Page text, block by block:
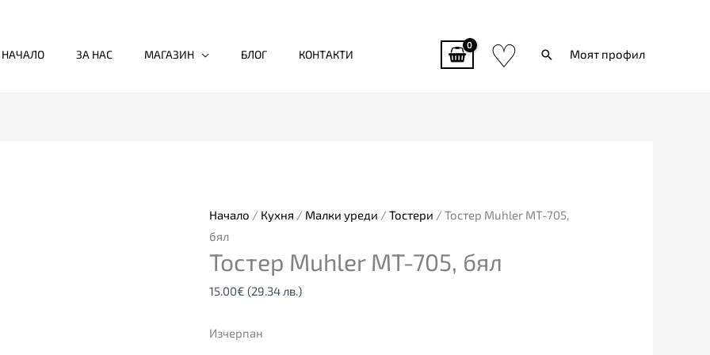
НАЧАЛО ЗА НАС МАГАЗИН БЛОГ КОНТАКТИ ♡ ТърсиМоят профил
Начало / Кухня / Малки уреди / Тостери / Тостер Muhler MT-705,
бял
Тостер Muhler MT-705, бял
15.00€ (29.34 лв.)
Изчерпан